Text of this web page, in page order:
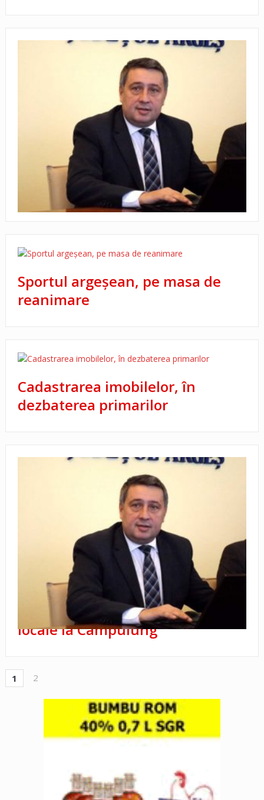
Ajutoare sociale luate la puricat
Sportul argeşean, pe masa de
reanimare
Cadastrarea imobilelor, în
dezbaterea primarilor
Discuţii cu romi şi cu autorităţi
locale la Câmpulung
1 2